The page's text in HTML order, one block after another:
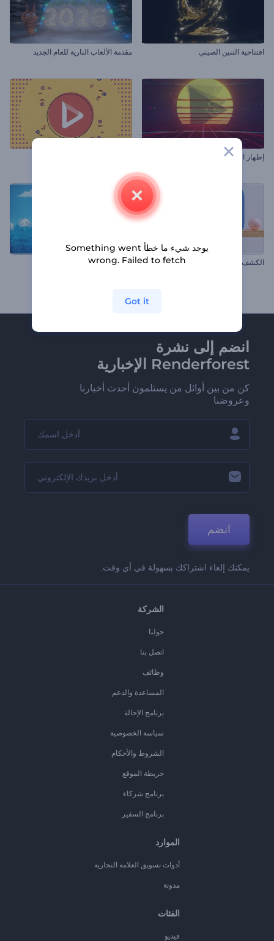
افتتاحية التنين الصيني مقدمة الألعاب النارية للعام الجديد
إظهار الشعار القديم
الكشف عن شعار سلسلة التفاعل افتتاحية واقعية لأرنب شم النسيم
انضم إلى نشرة
Renderforest الإخبارية
كن من بين أوائل من يستلمون أحدث أخبارنا
وعروضنا
انضم
يمكنك إلغاء اشتراكك بسهولة في أي وقت.
الشركة
حولنا
اتصل بنا
وظائف
المساعدة والدعم
برنامج الإحالة
سياسة الخصوصية
الشروط والأحكام
خريطة الموقع
برنامج شركاء
برنامج السفير
الموارد
أدوات تسويق العلامة التجارية
مدونة
الفئات
فيديو
يوجد شيء ما خطأ Something went
wrong. Failed to fetch
Got it